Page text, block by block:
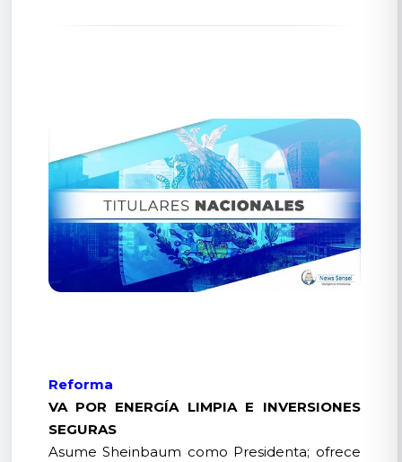
Reforma
VA POR ENERGÍA LIMPIA E INVERSIONES
SEGURAS
Asume Sheinbaum como Presidenta; ofrece